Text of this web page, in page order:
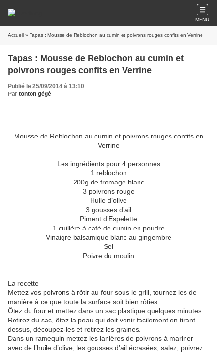
MENU
Accueil » Tapas : Mousse de Reblochon au cumin et poivrons rouges confits en Verrine
Tapas : Mousse de Reblochon au cumin et
poivrons rouges confits en Verrine
Publié le 25/09/2014 à 13:10
Par tonton gégé
Mousse de Reblochon au cumin et poivrons rouges confits en
Verrine
Les ingrédients pour 4 personnes
1 reblochon
200g de fromage blanc
3 poivrons rouge
Huile d’olive
3 gousses d’ail
Piment d’Espelette
1 cuillère à café de cumin en poudre
Vinaigre balsamique blanc au gingembre
Sel
Poivre du moulin
La recette
Mettez vos poivrons à rôtir au four sous le grill, tournez les de
manière à ce que toute la surface soit bien rôties.
Ôtez du four et mettez dans un sac plastique quelques minutes.
Retirez du sac, ôtez la peau qui doit venir facilement en tirant
dessus, découpez-les et retirez les graines.
Dans un ramequin mettez les lanières de poivrons à mariner
avec de l’huile d’olive, les gousses d’ail écrasées, salez, poivrez